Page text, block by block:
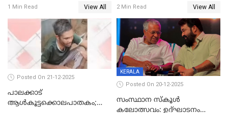
1 Min Read View All
കാഴ്ചാനുഭവമൊരുക്കി
ശബരീ നന്ദനം
2 Min Read View All
Posted On 21-12-2025
പാലക്കാട്‌
ആൾകൂട്ടക്കൊലപാതകം;
KERALA
Posted On 20-12-2025
സംസ്ഥാന സ്കൂൾ
കലോത്സവം: ഉദ്ഘാടനം